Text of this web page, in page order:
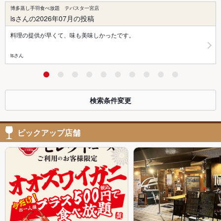
博多蒸し手羽食べ放題 テバスタ一宮店
isさんの2026年07月の投稿
料理の提供が早くて、味も美味しかったです。
isさん
検索条件変更
ピックアップ店舗